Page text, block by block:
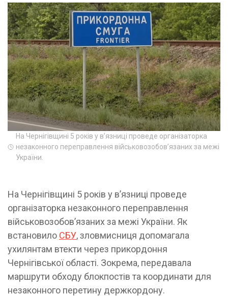
На Чернігівщині 5 років у вʼязниці проведе організаторка
незаконного переправлення військовозобов’язаних за межі
України.
На Чернігівщині 5 років у вʼязниці проведе
організаторка незаконного переправлення
військовозобов’язаних за межі України. Як
встановило СБУ, зловмисниця допомагала
ухилянтам втекти через прикордоння
Чернігівської області. Зокрема, передавала
маршрути обходу блокпостів та координати для
незаконного перетину держкордону.